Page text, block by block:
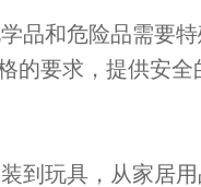
品和危险品需要
的要求，提供安
到玩具，从家居